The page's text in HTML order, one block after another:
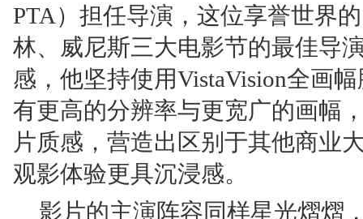
PTA）担任导演，这位享誉世界
林、威尼斯三大电影节的最佳导
感，他坚持使用VistaVision全画
有更高的分辨率与更宽广的画幅
片质感，营造出区别于其他商业
观影体验更具沉浸感。
影片的主演阵容同样星光熠熠